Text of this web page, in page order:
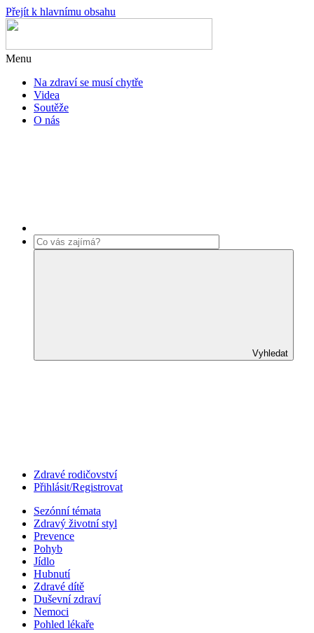
Přejít k hlavnímu obsahu
Menu
Na zdraví se musí chytře
Videa
Soutěže
O nás
Vyhledat
Zdravé rodičovství
Přihlásit/Registrovat
Sezónní témata
Zdravý životní styl
Prevence
Pohyb
Jídlo
Hubnutí
Zdravé dítě
Duševní zdraví
Nemoci
Pohled lékaře